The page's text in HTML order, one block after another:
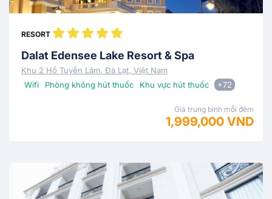
RESORT
Dalat Edensee Lake Resort & Spa
Khu 2 Hồ Tuyền Lâm, Đà Lạt, Việt Nam
Wifi
Phòng không hút thuốc Khu vực hút thuốc +72
Giá trung bình mỗi đêm
1,999,000 VND